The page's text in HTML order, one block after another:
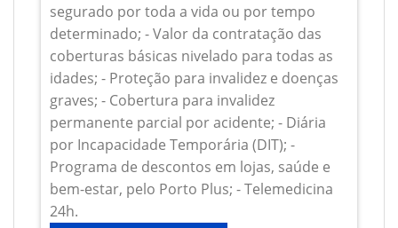
segurado por toda a vida ou por tempo
determinado; - Valor da contratação das
coberturas básicas nivelado para todas as
idades; - Proteção para invalidez e doenças
graves; - Cobertura para invalidez
permanente parcial por acidente; - Diária
por Incapacidade Temporária (DIT); -
Programa de descontos em lojas, saúde e
bem-estar, pelo Porto Plus; - Telemedicina
24h.